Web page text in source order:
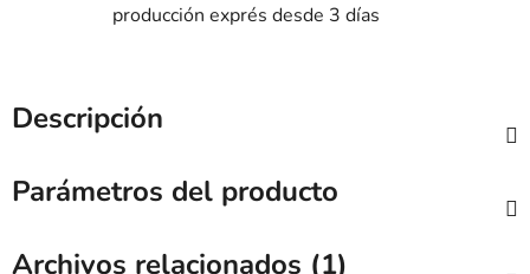
producción exprés desde 3 días
Descripción
Parámetros del producto
Archivos relacionados (1)